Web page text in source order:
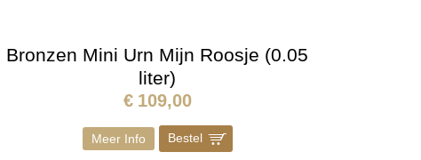
Bronzen Mini Urn Mijn Roosje (0.05
liter)
€ 109,00
Meer Info Bestel ]